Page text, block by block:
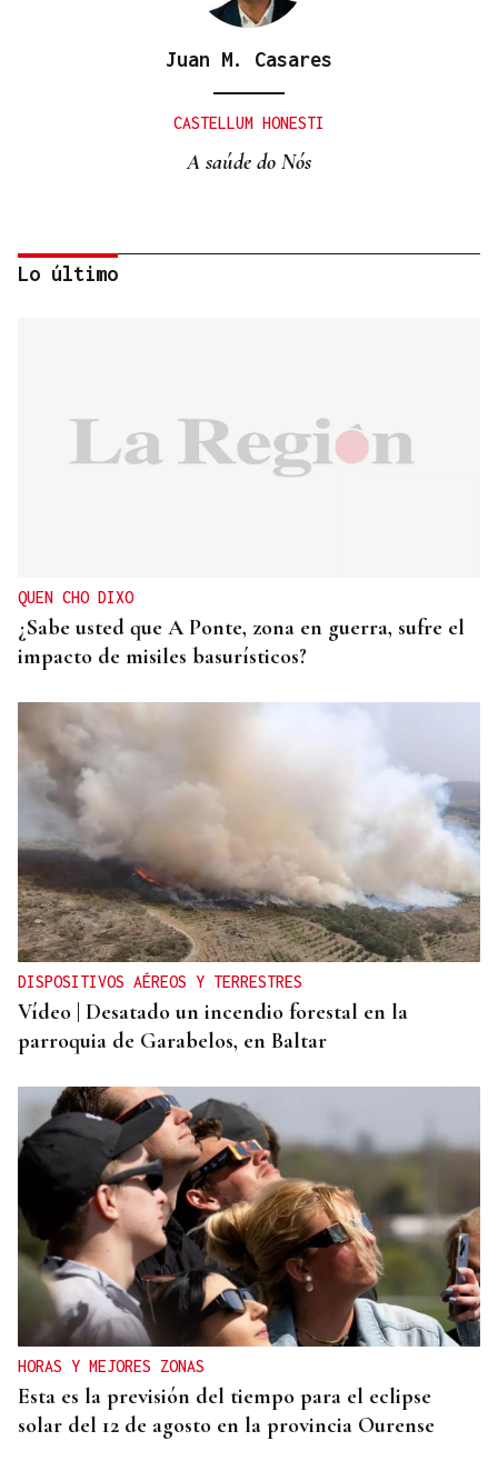
Juan M. Casares
CASTELLUM HONESTI
A saúde do Nós
CRÓNICAS DE VERANO
El doble bikini como filosofía de vida
Lo último
QUEN CHO DIXO
¿Sabe usted que A Ponte, zona en guerra, sufre el
impacto de misiles basurísticos?
DISPOSITIVOS AÉREOS Y TERRESTRES
Vídeo | Desatado un incendio forestal en la
parroquia de Garabelos, en Baltar
HORAS Y MEJORES ZONAS
Esta es la previsión del tiempo para el eclipse
solar del 12 de agosto en la provincia Ourense